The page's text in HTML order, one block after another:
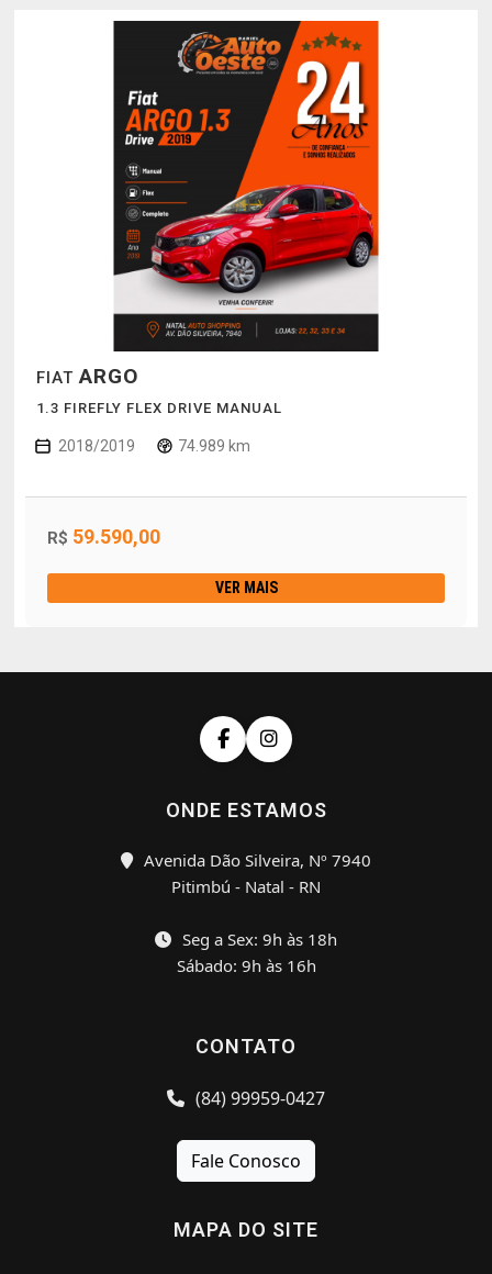
FIATARGO
1.3 FIREFLY FLEX DRIVE MANUAL
2018/2019 74.989 km
R$ 59.590,00
VER MAIS
ONDE ESTAMOS
Avenida Dão Silveira, Nº 7940
Pitimbú - Natal - RN
Seg a Sex: 9h às 18h
Sábado: 9h às 16h
CONTATO
(84) 99959-0427
Fale Conosco
MAPA DO SITE